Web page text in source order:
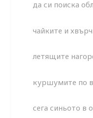
да си поиска
чайките и
летящите
куршумите по
сега синьото в